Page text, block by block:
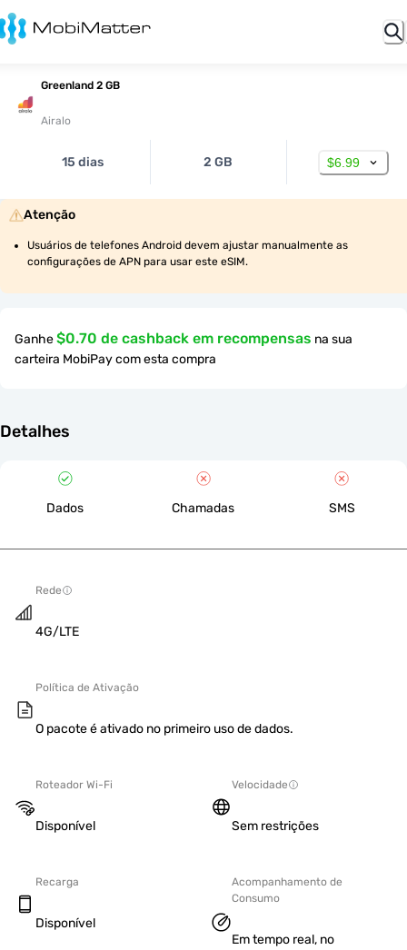
Greenland 2 GB
Airalo
15 dias 2 GB $6.99
Atenção
Usuários de telefones Android devem ajustar manualmente as
configurações de APN para usar este eSIM.
Ganhe$0.70 de cashback em recompensas na sua
carteira MobiPay com esta compra
Detalhes
Dados Chamadas SMS
Rede
4G/LTE
Política de Ativação
O pacote é ativado no primeiro uso de dados.
Roteador Wi-Fi
Disponível
Velocidade
Sem restrições
Recarga
Disponível
Acompanhamento de
Consumo
Em tempo real, no